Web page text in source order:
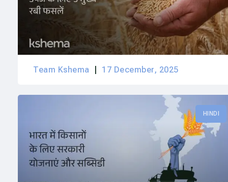
Team Kshema 17 December, 2025
HINDI